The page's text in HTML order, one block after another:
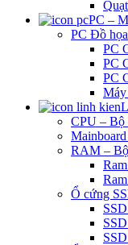
PC –
PC Đồ
PC
PC
PC
Máy
CPU –
RAM –
Ổ cứng